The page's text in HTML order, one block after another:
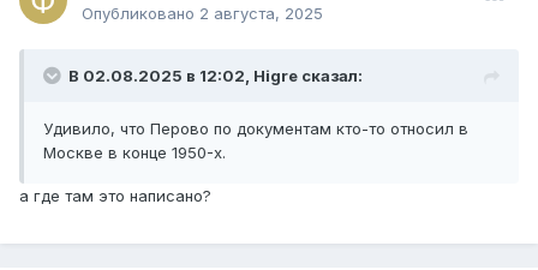
Опубликовано 2 августа, 2025
В 02.08.2025 в 12:02, Higre сказал:
Удивило, что Перово по документам кто-то относил в
Москве в конце 1950-х.
а где там это написано?